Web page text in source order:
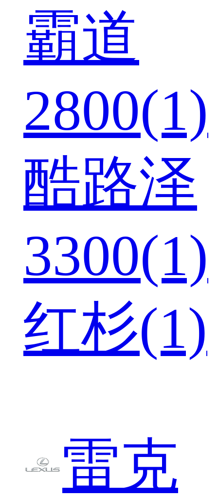
霸道
2800(1)
酷路泽
3300(1)
红杉(1)
雷克